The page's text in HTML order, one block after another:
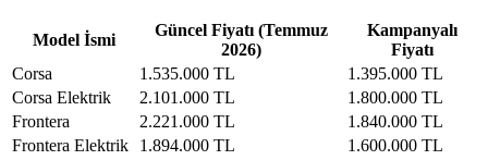
Model İsmi
Güncel Fiyatı (Temmuz
2026)
Kampanyalı
Fiyatı
Corsa
1.535.000 TL
1.395.000 TL
Corsa Elektrik
2.101.000 TL
1.800.000 TL
Frontera
2.221.000 TL
1.840.000 TL
Frontera Elektrik
1.894.000 TL
1.600.000 TL